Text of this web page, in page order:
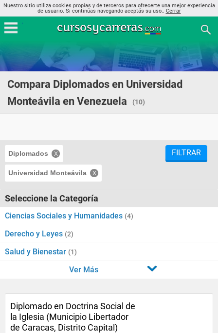
Nuestro sitio utiliza cookies propias y de terceros para ofrecerte una mejor experiencia
de usuario. Si continúas navegando aceptás su uso.. Cerrar
Compara Diplomados en Universidad
Monteávila en Venezuela
(10)
Diplomados
Universidad Monteávila
FILTRAR
Seleccione la Categoría
Ciencias Sociales y Humanidades (4)
Derecho y Leyes (2)
Salud y Bienestar (1)
Ver Más
Diplomado en Doctrina Social de
la Iglesia (Municipio Libertador
de Caracas, Distrito Capital)